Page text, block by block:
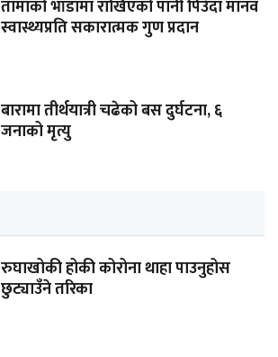
तामाको भाँडामा राखिएको पानी पिउँदा मानव
स्वास्थ्यप्रति सकारात्मक गुण प्रदान
बारामा तीर्थयात्री चढेको बस दुर्घटना, ६
जनाको मृत्यु
रुघाखोकी होकी कोरोना थाहा पाउनुहोस
छुट्याउँने तरिका